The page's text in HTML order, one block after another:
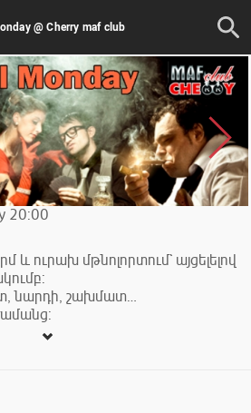
@ Cherry maf club
20:00
և ուրախ մթնոլորտում` այցելելով
նարդի, շախմատ…